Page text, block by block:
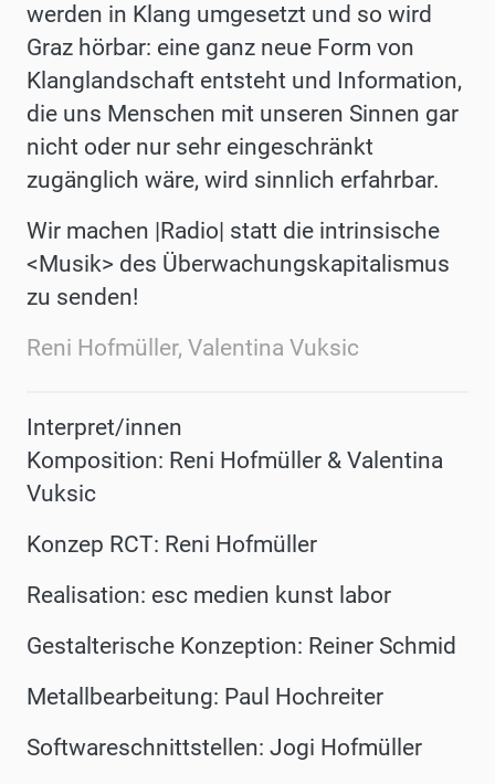
werden in Klang umgesetzt und so wird
Graz hörbar: eine ganz neue Form von
Klanglandschaft entsteht und Information,
die uns Menschen mit unseren Sinnen gar
nicht oder nur sehr eingeschränkt
zugänglich wäre, wird sinnlich erfahrbar.
Wir machen |Radio| statt die intrinsische
<Musik> des Überwachungskapitalismus
zu senden!
Reni Hofmüller, Valentina Vuksic
Interpret/innen
Komposition: Reni Hofmüller & Valentina
Vuksic
Konzep RCT: Reni Hofmüller
Realisation: esc medien kunst labor
Gestalterische Konzeption: Reiner Schmid
Metallbearbeitung: Paul Hochreiter
Softwareschnittstellen: Jogi Hofmüller